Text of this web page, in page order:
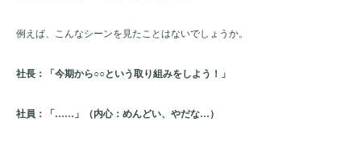
例えば、こんなシーンを見たことはないでしょうか。
社長：「今期から○○という取り組みをしよう！」
社員：「……」（内心：めんどい、やだな…）